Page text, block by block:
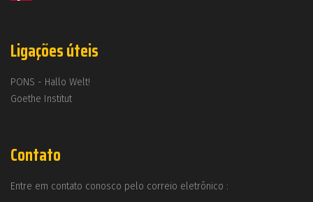
Ligações úteis
PONS - Hallo Welt!
Goethe Institut
Contato
Entre em contato conosco pelo correio eletrônico :